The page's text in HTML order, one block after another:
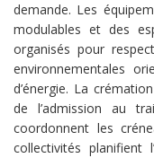
demande. Les
modulables et des
organisés pour
environnementales
d’énergie. La
de l’admission au
coordonnent les
collectivités planifient